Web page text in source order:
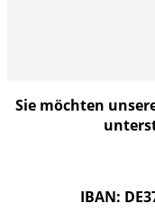
Sie möchten
IBAN: